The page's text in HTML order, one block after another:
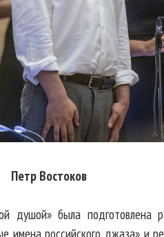
Петр Востоков
душой» была
российского джаза» и